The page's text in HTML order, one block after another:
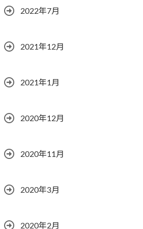
2022年7月
2021年12月
2021年1月
2020年12月
2020年11月
2020年3月
2020年2月